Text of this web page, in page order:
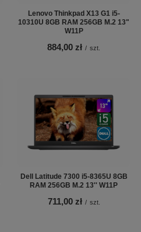
Lenovo Thinkpad X13 G1 i5-
10310U 8GB RAM 256GB M.2 13"
W11P
884,00 zł / szt.
Dell Latitude 7300 i5-8365U 8GB
RAM 256GB M.2 13'' W11P
711,00 zł / szt.